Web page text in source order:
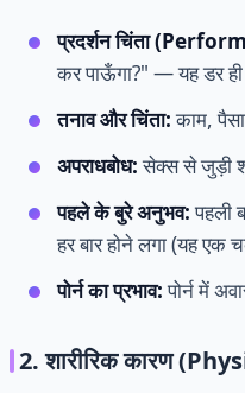
प्रदर्शन चिंता
कर पाऊँगा?" — यह डर
तनाव और चिंता:काम,
अपराधबोध:सेक्स से जुड़ी
पहले के बुरे अनुभव:पहली
हर बार होने लगा (यह एक
पोर्न का प्रभाव:पोर्न में
2. शारीरिक कारण